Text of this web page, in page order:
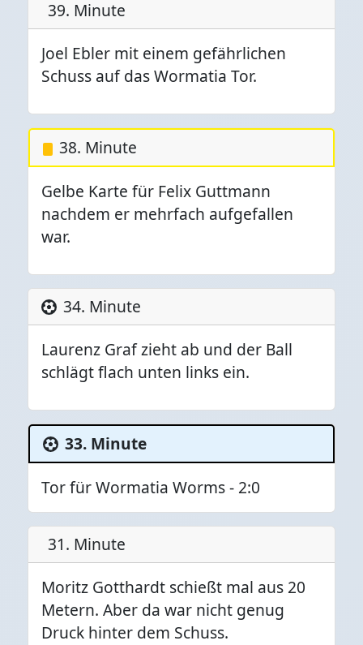
39. Minute
Joel Ebler mit einem gefährlichen
Schuss auf das Wormatia Tor.
38. Minute
Gelbe Karte für Felix Guttmann
nachdem er mehrfach aufgefallen
war.
34. Minute
Laurenz Graf zieht ab und der Ball
schlägt flach unten links ein.
33. Minute
Tor für Wormatia Worms - 2:0
31. Minute
Moritz Gotthardt schießt mal aus 20
Metern. Aber da war nicht genug
Druck hinter dem Schuss.